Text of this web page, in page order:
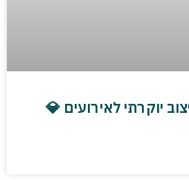
יוקרתי לאירועים 💎